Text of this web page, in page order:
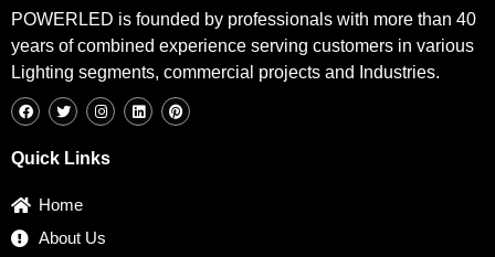
POWERLED is founded by professionals with more than 40
years of combined experience serving customers in various
Lighting segments, commercial projects and Industries.
a
c
o
w
i
t
e
n
s
g
i
n
i
n
Quick Links
Home
About Us